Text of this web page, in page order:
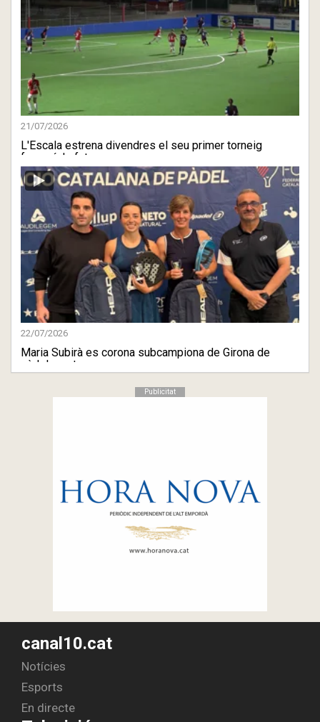
21/07/2026
L'Escala estrena divendres el seu primer torneig
femení de fut ...
22/07/2026
Maria Subirà es corona subcampiona de Girona de
pàdel mentre ...
Publicitat
canal10.cat
Notícies
Esports
En directe